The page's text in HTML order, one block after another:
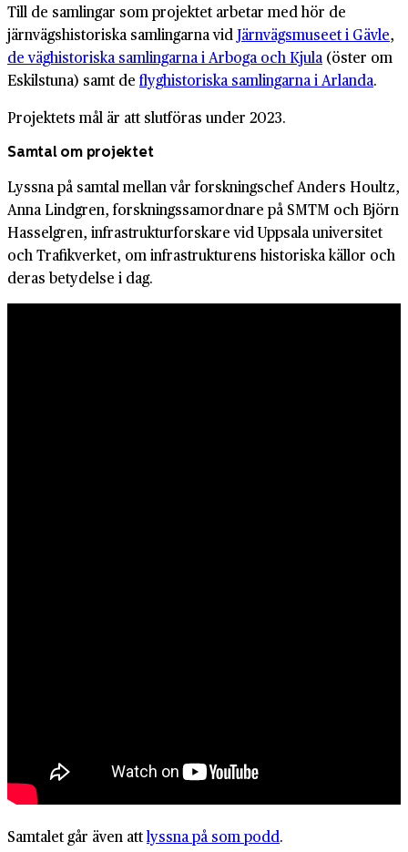
Till de samlingar som projektet arbetar med hör de
järnvägs­historiska samlingarna vidJärnvägsmuseet i Gävle,
de väghistoriska samlingarna i Arboga och Kjula(öster om
Eskilstuna) samt de flyghistoriska samlingarna i Arlanda.
Projektets mål är att slutföras under 2023.
Samtal om projektet
Lyssna på samtal mellan vår forskningschef Anders Houltz,
Anna Lindgren, forskningssamordnare på SMTM och Björn
Hasselgren, infrastrukturforskare vid Uppsala universitet
och Trafikverket, om infrastrukturens historiska källor och
deras betydelse i dag.
Samtalet går även attlyssna på som podd.